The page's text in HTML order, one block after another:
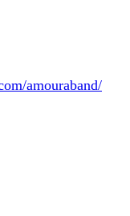
amouraband/